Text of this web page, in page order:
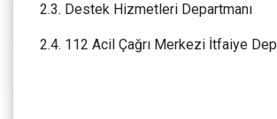
2.3. Destek Hizmetleri Departmanı
2.4. 112 Acil Çağrı Merkezi İtfaiye